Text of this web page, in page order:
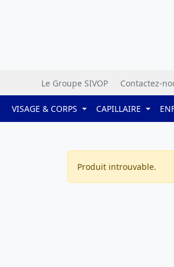
Le Groupe SIVOP Contactez-
VISAGE & CORPS CAPILLAIRE
Produit introuvable.